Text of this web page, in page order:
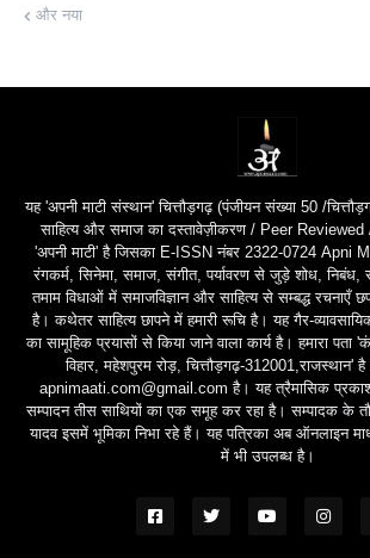
और नया
यह 'अपनी माटी संस्थान' चित्तौड़गढ़ (पंजीयन संख्या 50 /
साहित्य और समाज का दस्तावेज़ीकरण / Peer
'अपनी माटी' है जिसका E-ISSN नंबर 2322-0724 Apni
रंगकर्म, सिनेमा, समाज, संगीत, पर्यावरण से जुड़े शोध, निबंध,
तमाम विधाओं में समाजविज्ञान और साहित्य से सम्बद्ध
है। कथेतर साहित्य छापने में हमारी रूचि है। यह गैर-
का सामूहिक प्रयासों से किया जाने वाला कार्य है। हमारा
विहार, महेशपुरम रोड़, चित्तौड़गढ़-312001,राजस्थान'
apnimaati.com@gmail.com है। यह त्रैमासिक
सम्पादन तीस साथियों का एक समूह कर रहा है। सम्पादक के
यादव इसमें भूमिका निभा रहे हैं। यह पत्रिका अब ऑनलाइन
में भी उपलब्ध है।